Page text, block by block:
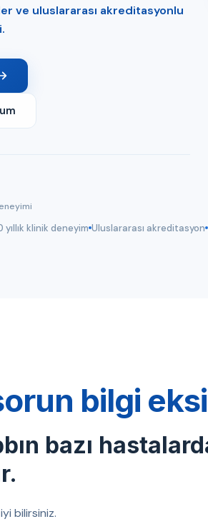
ve uluslararası akreditasyonlu
yıllık klinik deneyim Uluslararası akreditasyon
bilgi
bazı
bilirsiniz.